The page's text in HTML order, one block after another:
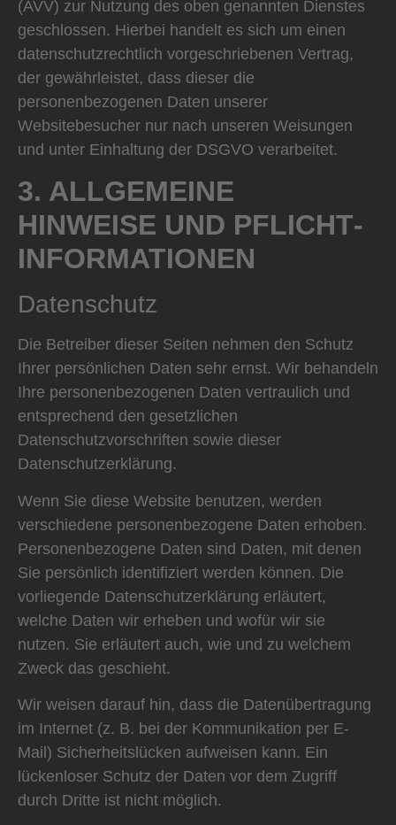
(AVV) zur Nutzung des oben genannten Dienstes
geschlossen. Hierbei handelt es sich um einen
datenschutzrechtlich vorgeschriebenen Vertrag,
der gewährleistet, dass dieser die
personenbezogenen Daten unserer
Websitebesucher nur nach unseren Weisungen
und unter Einhaltung der DSGVO verarbeitet.
3. ALLGEMEINE
HINWEISE UND PFLICHT­
INFORMATIONEN
Datenschutz
Die Betreiber dieser Seiten nehmen den Schutz
Ihrer persönlichen Daten sehr ernst. Wir behandeln
Ihre personenbezogenen Daten vertraulich und
entsprechend den gesetzlichen
Datenschutzvorschriften sowie dieser
Datenschutzerklärung.
Wenn Sie diese Website benutzen, werden
verschiedene personenbezogene Daten erhoben.
Personenbezogene Daten sind Daten, mit denen
Sie persönlich identifiziert werden können. Die
vorliegende Datenschutzerklärung erläutert,
welche Daten wir erheben und wofür wir sie
nutzen. Sie erläutert auch, wie und zu welchem
Zweck das geschieht.
Wir weisen darauf hin, dass die Datenübertragung
im Internet (z. B. bei der Kommunikation per E-
Mail) Sicherheitslücken aufweisen kann. Ein
lückenloser Schutz der Daten vor dem Zugriff
durch Dritte ist nicht möglich.